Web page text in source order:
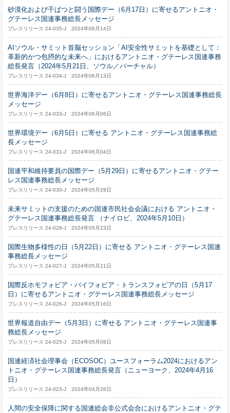
砂漠化および干ばつと闘う国際デー（6月17日）に寄せるアントニオ・
グテーレス国連事務総長メッセージ
プレスリリース 24-035-J 2024年06月14日
AIソウル・サミット首脳セッション「AI安全性サミットを基礎として：
革新的かつ包摂的な未来へ」におけるアントニオ・グテーレス国連事務
総長発言（2024年5月21日、ソウル／バーチャル）
プレスリリース 24-034-J 2024年06月13日
世界海洋デー（6月8日）に寄せるアントニオ・グテーレス国連事務総長
メッセージ
プレスリリース 24-033-J 2024年06月06日
世界環境デー（6月5日）に寄せる アントニオ・グテーレス国連事務総
長メッセージ
プレスリリース 24-031-J 2024年06月04日
国連平和維持要員の国際デー（5月29日）に寄せるアントニオ・グテー
レス国連事務総長メッセージ
プレスリリース 24-030-J 2024年05月28日
未来サミットの支援のための国連市民社会会議における アントニオ・
グテーレス国連事務総長発言 （ナイロビ、2024年5月10日）
プレスリリース 24-028-J 2024年05月23日
国際生物多様性の日（5月22日）に寄せる アントニオ・グテーレス国連
事務総長メッセージ
プレスリリース 24-027-J 2024年05月21日
国際反ホモフォビア・バイフォビア・トランスフォビアの日（5月17
日）に寄せるアントニオ・グテーレス国連事務総長メッセージ
プレスリリース 24-026-J 2024年05月16日
世界報道自由デー（5月3日）に寄せる アントニオ・グテーレス国連事
務総長メッセージ
プレスリリース 24-025-J 2024年05月08日
国連経済社会理事会（ECOSOC）ユースフォーラム2024におけるアン
トニオ・グテーレス国連事務総長発言（ニューヨーク、2024年4月16
日）
プレスリリース 24-023-J 2024年04月26日
人間の安全保障に関する国連総会非公式会合におけるアントニオ・グテ